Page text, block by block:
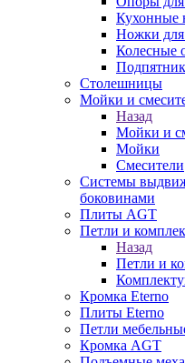
Кухонные
Ножки для
Колесные
Столешницы
Мойки и
Назад
Мойки и
Мойки
Смесители
Системы
боковинами
Плиты AGT
Петли и
Назад
Петли и
Кромка Eterno
Плиты Eterno
Петли
Кромка AGT